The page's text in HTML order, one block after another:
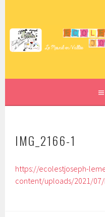
contenu
principalECOLE
IMG_2166-1
https://ecolestjoseph-
content/uploads/2021/07/